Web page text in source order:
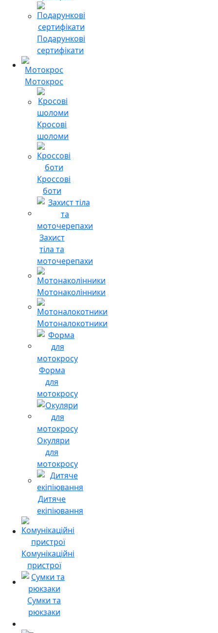
Подарункові
сертифікати
Мотокрос
Кросові
шоломи
Кроссові
боти
Захист
тіла та
моточерепахи
Мотонаколінники
Мотоналокотники
Форма
для
мотокросу
Окуляри
для
мотокросу
Дитяче
екіпіювання
Комунікаційні
пристрої
Сумки та
рюкзаки